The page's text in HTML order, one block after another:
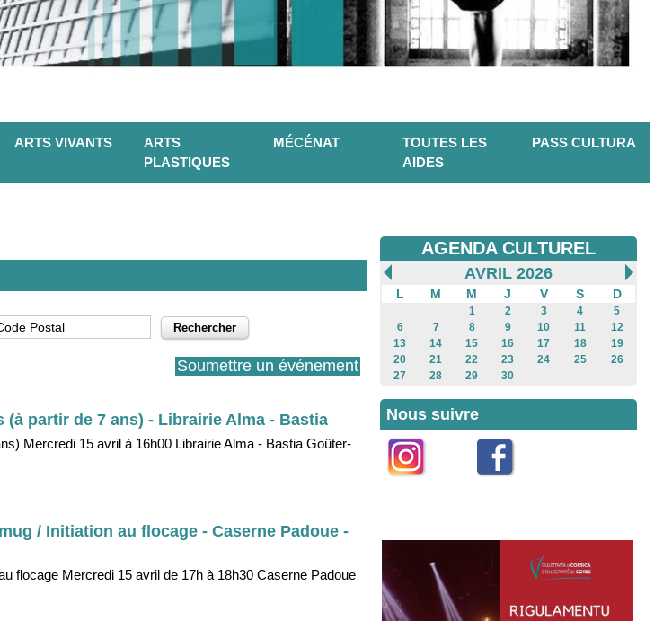
ARTS VIVANTS
ARTS
PLASTIQUES
MÉCÉNAT
TOUTES LES
AIDES
PASS CULTURA
Soumettre un événement
partir de 7 ans) - Librairie Alma - Bastia
Mercredi 15 avril à 16h00 Librairie Alma - Bastia Goûter-
/ Initiation au flocage - Caserne Padoue -
flocage Mercredi 15 avril de 17h à 18h30 Caserne Padoue
AGENDA CULTUREL
AVRIL 2026
L M M J V S D
1 2 3 4
5
6
7 8 9 10 11
12
13
14 15 16 17 18
19
20
21 22 23 24 25
26
27
28 29 30
Nous suivre